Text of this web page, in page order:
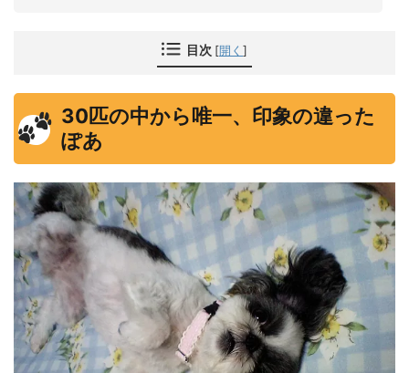
目次 [開く ]
30匹の中から唯一、印象の違った
ぽあ